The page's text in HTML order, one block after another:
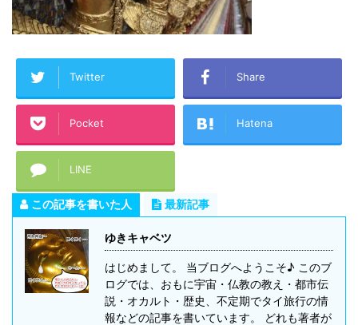
Twitter Share
Pocket Hatena
LINE
この記事を書いた人 最新記事
ゆきキャベツ
はじめまして。 当ブログへようこそ♪ このブ
ログでは、おもに宇宙・仏教の教え・都市伝
説・オカルト・歴史、不定期でタイ旅行の情
報などの記事を書いています。 どれも著者が